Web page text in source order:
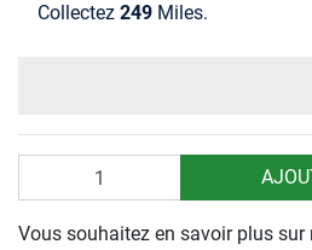
Collectez 249 Miles.
Vous souhaitez en savoir plus